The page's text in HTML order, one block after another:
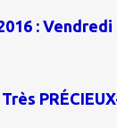
: Vendredi